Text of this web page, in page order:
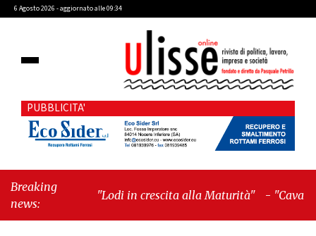
6 Agosto 2026 - aggiornato alle 09:34
PUBBLICITA'
Breaking
news:
"Lodi in crescita alla Maturità" -"Cava de’